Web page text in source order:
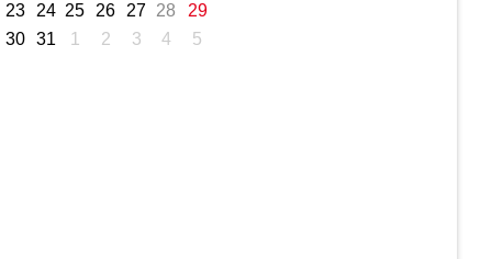
23
24 25 26 27 28
29
30
31 1 2 3 4 5